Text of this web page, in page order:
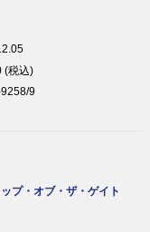
(税込)
9
プ・オブ・ザ・ゲイト